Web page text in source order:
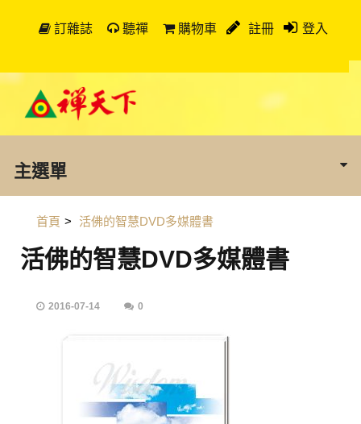
訂雜誌 聽禪 購物車 註冊 登入
主選單
首頁 > 活佛的智慧DVD多媒體書
活佛的智慧DVD多媒體書
2016-07-14 0